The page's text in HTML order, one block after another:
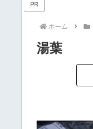
PR
ホーム
湯葉